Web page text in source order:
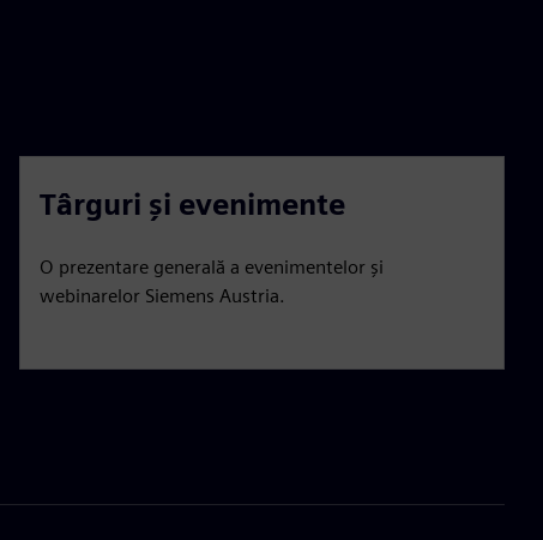
Târguri și evenimente
O prezentare generală a evenimentelor și
webinarelor Siemens Austria.